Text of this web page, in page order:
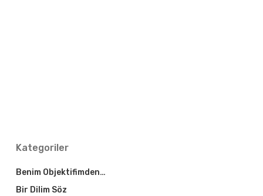
Kategoriler
Benim Objektifimden…
Bir Dilim Söz